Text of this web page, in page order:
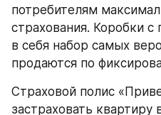
потребителям
страхования. Коробки
в себя набор самых
продаются по
Страховой полис
застраховать